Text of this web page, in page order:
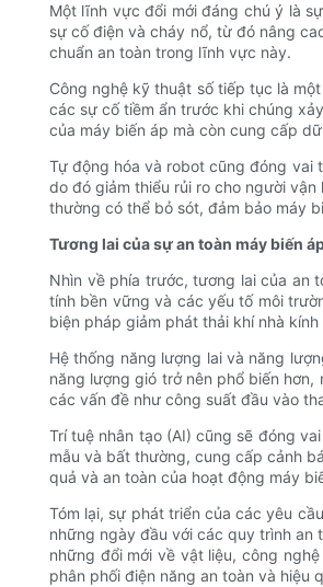
Một lĩnh vực đổi mới đáng chú ý là
sự cố điện và cháy nổ, từ đó nâng
chuẩn an toàn trong lĩnh vực này.
Công nghệ kỹ thuật số tiếp tục là
các sự cố tiềm ẩn trước khi chúng
của máy biến áp mà còn cung cấp
Tự động hóa và robot cũng đóng vai
do đó giảm thiểu rủi ro cho người
thường có thể bỏ sót, đảm bảo máy
Tương lai của sự an toàn máy biến
Nhìn về phía trước, tương lai của an
tính bền vững và các yếu tố môi
biện pháp giảm phát thải khí nhà
Hệ thống năng lượng lai và năng
năng lượng gió trở nên phổ biến
các vấn đề như công suất đầu vào
Trí tuệ nhân tạo (AI) cũng sẽ đóng
mẫu và bất thường, cung cấp cảnh
quả và an toàn của hoạt động máy
Tóm lại, sự phát triển của các yêu
những ngày đầu với các quy trình an
những đổi mới về vật liệu, công
phân phối điện năng an toàn và hiệu